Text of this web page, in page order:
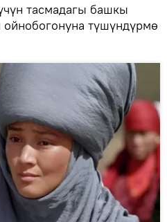
тасмадагы башкы
түшүндүрмө